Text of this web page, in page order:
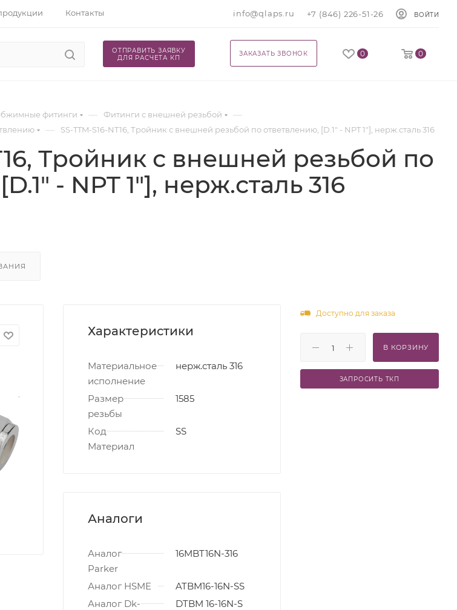
Контакты info@qlaps.ru +7 (846) 226-51-26 ВОЙТИ
0 0
ЗАКАЗАТЬ ЗВОНОК
ОТПРАВИТЬ ЗАЯВКУ
ДЛЯ РАСЧЕТА КП
фитинги — Фитинги с внешней резьбой —
— SS-TTM-S16-NT16, Тройник с внешней резьбой по ответвлению, [D.1" - NPT 1"], нерж.сталь 316
Тройник с внешней резьбой по
- NPT 1"], нерж.сталь 316
Характеристики
Материальное
исполнение
нерж.сталь 316
Размер
резьбы
1585
Код
Материал
SS
Аналоги
Аналог
Parker
16MBT16N-316
Аналог HSME
ATBM16-16N-SS
Аналог Dk-
DTBM 16-16N-S
Доступно для заказа
В КОРЗИНУ
ЗАПРОСИТЬ ТКП